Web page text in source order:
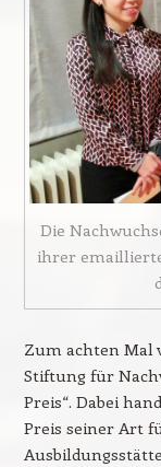
Die
ihrer
Zum achten Mal
Stiftung für
Preis“. Dabei
Preis seiner Art